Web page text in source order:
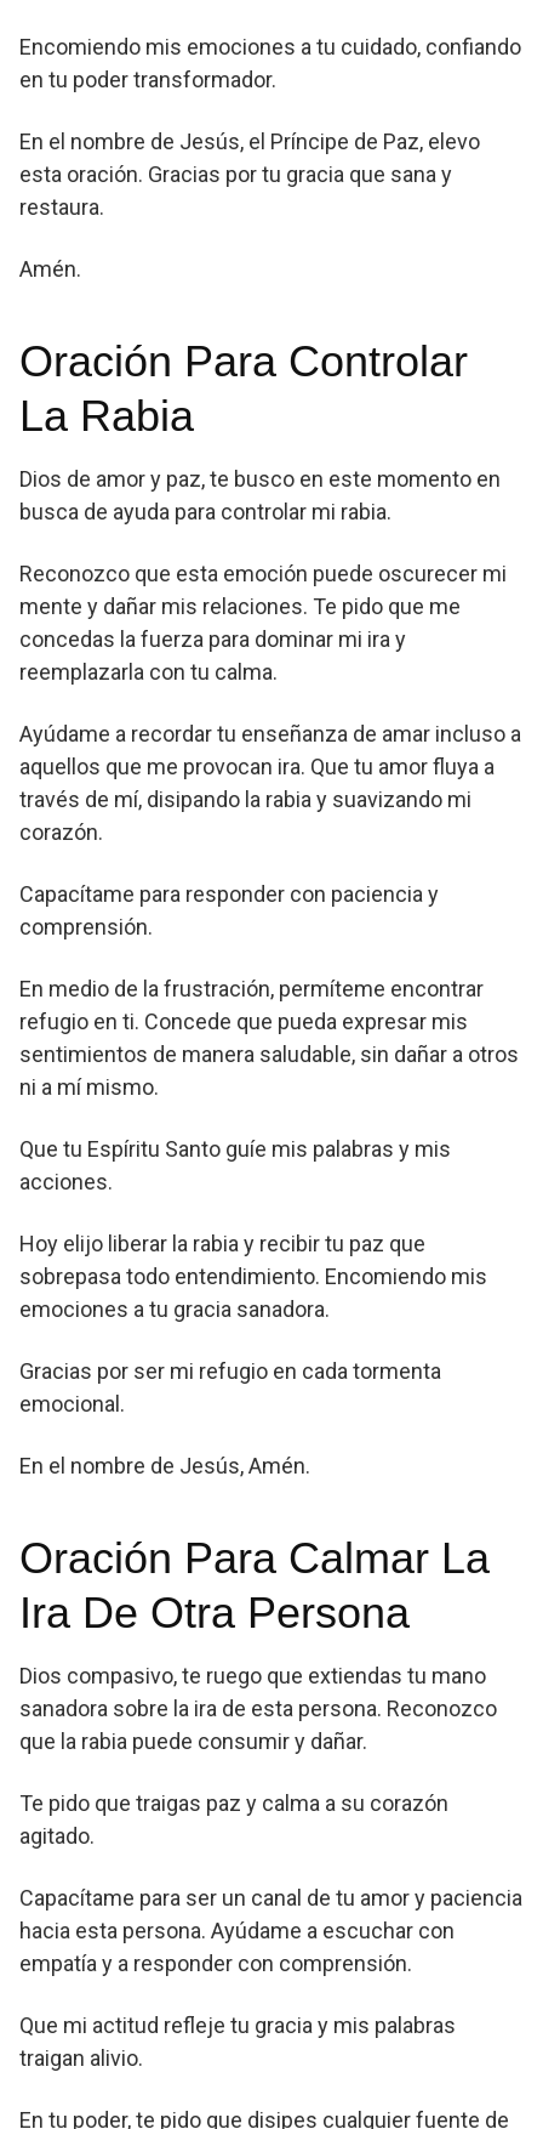
Encomiendo mis emociones a tu cuidado, confiando
en tu poder transformador.
En el nombre de Jesús, el Príncipe de Paz, elevo
esta oración. Gracias por tu gracia que sana y
restaura.
Amén.
Oración Para Controlar
La Rabia
Dios de amor y paz, te busco en este momento en
busca de ayuda para controlar mi rabia.
Reconozco que esta emoción puede oscurecer mi
mente y dañar mis relaciones. Te pido que me
concedas la fuerza para dominar mi ira y
reemplazarla con tu calma.
Ayúdame a recordar tu enseñanza de amar incluso a
aquellos que me provocan ira. Que tu amor fluya a
través de mí, disipando la rabia y suavizando mi
corazón.
Capacítame para responder con paciencia y
comprensión.
En medio de la frustración, permíteme encontrar
refugio en ti. Concede que pueda expresar mis
sentimientos de manera saludable, sin dañar a otros
ni a mí mismo.
Que tu Espíritu Santo guíe mis palabras y mis
acciones.
Hoy elijo liberar la rabia y recibir tu paz que
sobrepasa todo entendimiento. Encomiendo mis
emociones a tu gracia sanadora.
Gracias por ser mi refugio en cada tormenta
emocional.
En el nombre de Jesús, Amén.
Oración Para Calmar La
Ira De Otra Persona
Dios compasivo, te ruego que extiendas tu mano
sanadora sobre la ira de esta persona. Reconozco
que la rabia puede consumir y dañar.
Te pido que traigas paz y calma a su corazón
agitado.
Capacítame para ser un canal de tu amor y paciencia
hacia esta persona. Ayúdame a escuchar con
empatía y a responder con comprensión.
Que mi actitud refleje tu gracia y mis palabras
traigan alivio.
En tu poder, te pido que disipes cualquier fuente de